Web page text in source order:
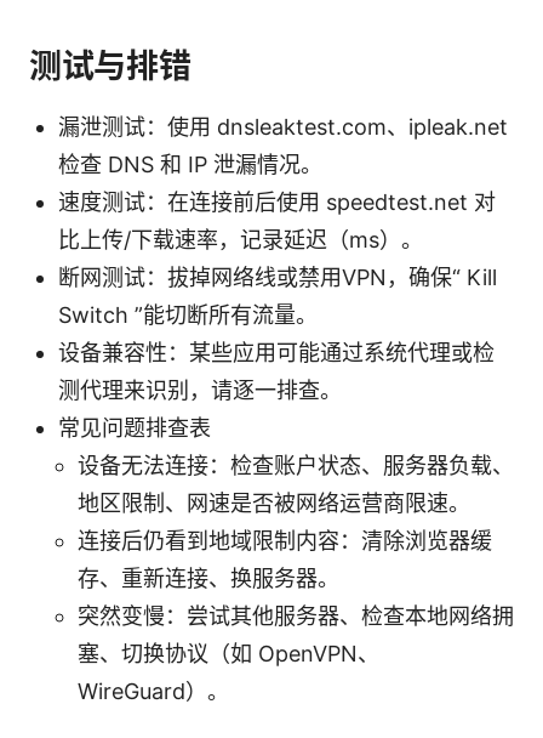
测试与排错
漏泄测试：使用 dnsleaktest.com、ipleak.net
检查 DNS 和 IP 泄漏情况。
速度测试：在连接前后使用 speedtest.net 对
比上传/下载速率，记录延迟（ms）。
断网测试：拔掉网络线或禁用VPN，确保“ Kill
Switch ”能切断所有流量。
设备兼容性：某些应用可能通过系统代理或检
测代理来识别，请逐一排查。
常见问题排查表
设备无法连接：检查账户状态、服务器负载、
地区限制、网速是否被网络运营商限速。
连接后仍看到地域限制内容：清除浏览器缓
存、重新连接、换服务器。
突然变慢：尝试其他服务器、检查本地网络拥
塞、切换协议（如 OpenVPN、
WireGuard）。